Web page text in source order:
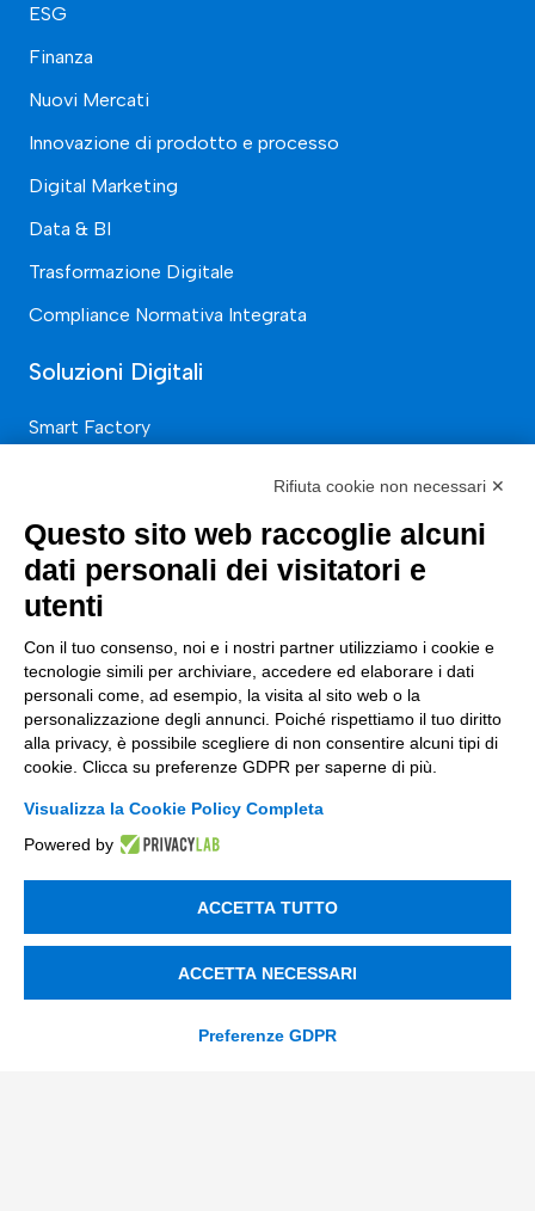
ESG
Finanza
Nuovi Mercati
Innovazione di prodotto e processo
Digital Marketing
Data & BI
Trasformazione Digitale
Compliance Normativa Integrata
Soluzioni Digitali
Smart Factory
Soluzioni AI
Compliance
Contacts
info@tinextainnovationhub.com
+39 0522 733711
Sede Legale: Corso Mazzini, 11 42015 Correggio (RE)
Società Trasparente
© 2026 Tinexta Innovation Hub S.p.A
Rifiuta cookie non necessari ✕
Questo sito web raccoglie alcuni
dati personali dei visitatori e
utenti
Con il tuo consenso, noi e i nostri partner utilizziamo i cookie e
tecnologie simili per archiviare, accedere ed elaborare i dati
personali come, ad esempio, la visita al sito web o la
personalizzazione degli annunci. Poiché rispettiamo il tuo diritto
alla privacy, è possibile scegliere di non consentire alcuni tipi di
cookie. Clicca su preferenze GDPR per saperne di più.
Visualizza la Cookie Policy Completa
Powered by
ACCETTA TUTTO
ACCETTA NECESSARI
Preferenze GDPR